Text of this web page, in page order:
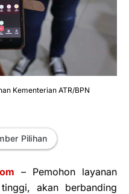
Kementerian ATR/BPN
Pilihan
– Pemohon layanan
akan berbanding